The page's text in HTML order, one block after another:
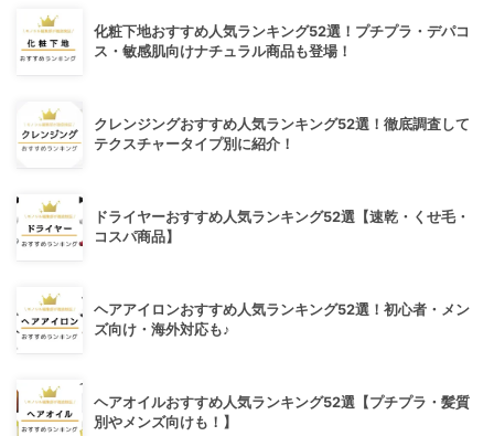
化粧下地おすすめ人気ランキング52選！プチプラ・デパコ
ス・敏感肌向けナチュラル商品も登場！
クレンジングおすすめ人気ランキング52選！徹底調査して
テクスチャータイプ別に紹介！
ドライヤーおすすめ人気ランキング52選【速乾・くせ毛・
コスパ商品】
ヘアアイロンおすすめ人気ランキング52選！初心者・メン
ズ向け・海外対応も♪
ヘアオイルおすすめ人気ランキング52選【プチプラ・髪質
別やメンズ向けも！】